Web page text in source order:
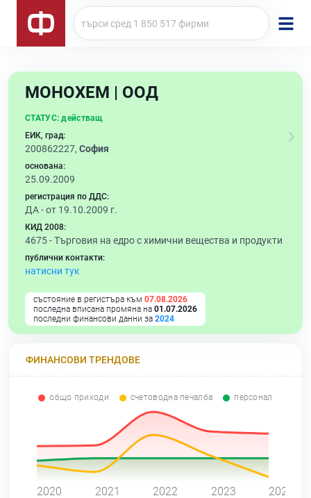
МОНОХЕМ | ООД
СТАТУС: действащ
ЕИК, град:
200862227, София
основана:
25.09.2009
регистрация по ДДС:
ДА - от 19.10.2009 г.
КИД 2008:
4675 -Търговия на едро с химични вещества и продукти
публични контакти:
натисни тук
състояние в регистъра към 07.08.2026
последна вписана промяна на 01.07.2026
последни финансови данни за 2024
ФИНАНСОВИ ТРЕНДОВЕ
общо приходи счетоводна печалба персонал
2020 2021 2022 2023 2024